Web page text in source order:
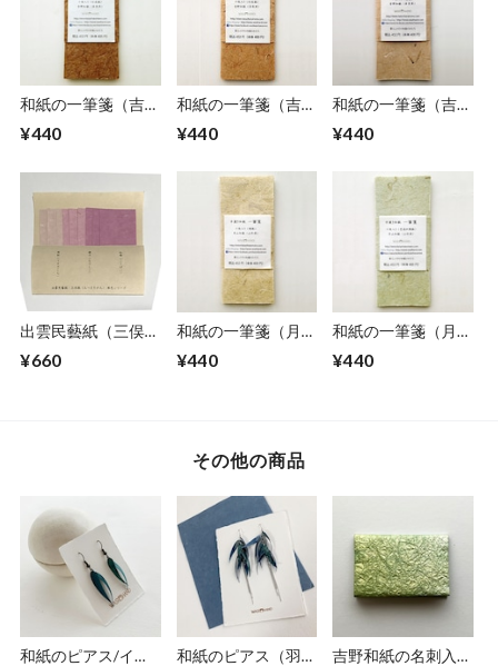
和紙の一筆箋（吉野
色＞こいちゃいろ
¥440
和紙の一筆箋（吉野
色＞うすちゃいろ
¥440
和紙の一筆箋（吉野
¥440
出雲民藝紙（三俣
¥660
和紙の一筆箋（月山
し＞みざらし
¥440
和紙の一筆箋（月山
緑＞びゃくろく
¥440
その他の商品
和紙のピアス/イヤ
和紙のピアス（羽）
吉野和紙の名刺入れ